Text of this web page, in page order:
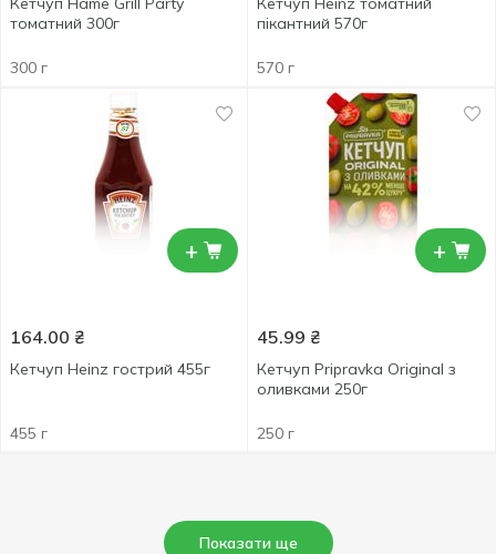
томатний 300г
300 г
пікантний 570г
570 г
+
164.00 ₴
Кетчуп Heinz гострий 455г
455 г
+
45.99 ₴
Кетчуп Pripravka Original з
оливками 250г
250 г
Показати ще